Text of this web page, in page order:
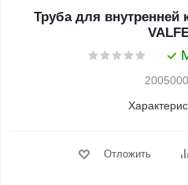
Труба для внутренней
Отложить